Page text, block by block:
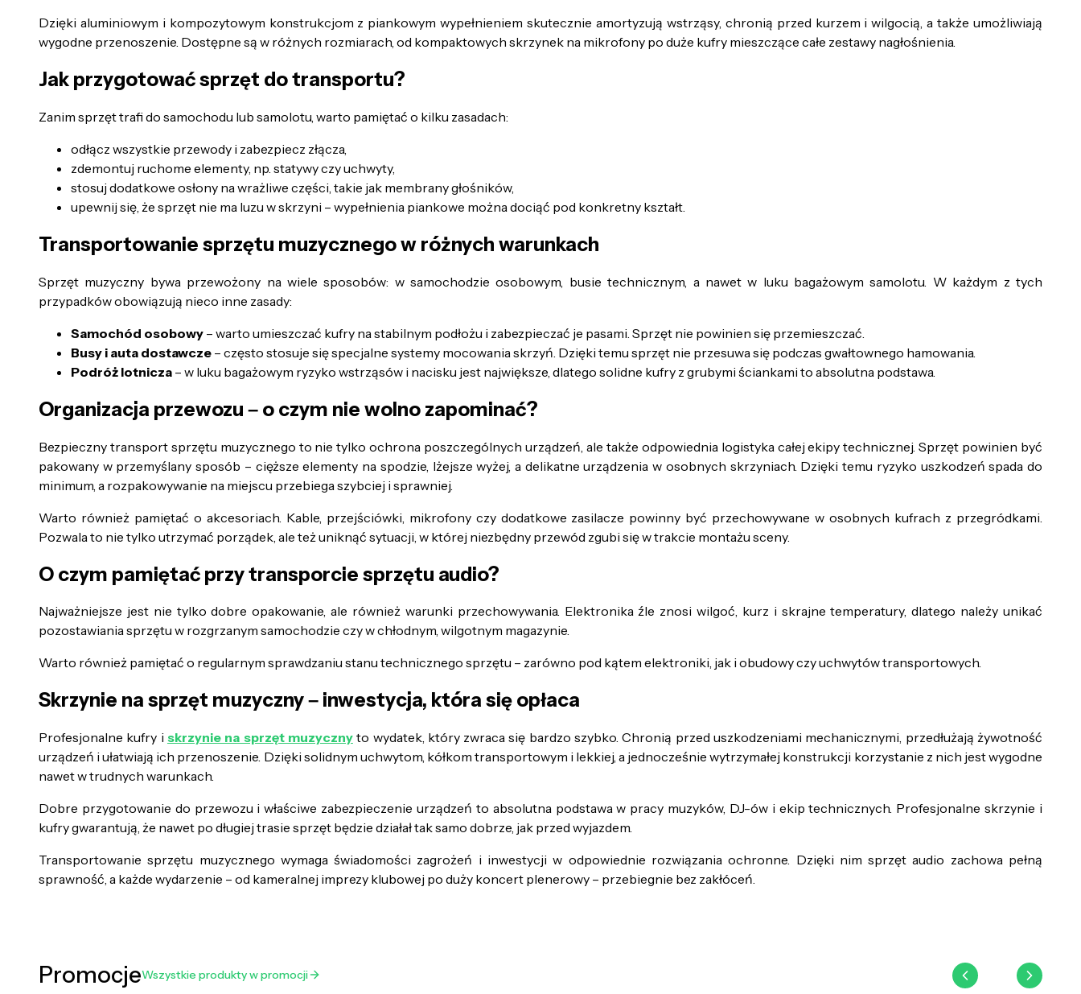
Dzięki aluminiowym i kompozytowym konstrukcjom z piankowym wypełnieniem skutecznie amortyzują wstrząsy, chronią przed kurzem i wilgocią, a także umożliwiają
wygodne przenoszenie. Dostępne są w różnych rozmiarach, od kompaktowych skrzynek na mikrofony po duże kufry mieszczące całe zestawy nagłośnienia.
Jak przygotować sprzęt do transportu?
Zanim sprzęt trafi do samochodu lub samolotu, warto pamiętać o kilku zasadach:
odłącz wszystkie przewody i zabezpiecz złącza,
zdemontuj ruchome elementy, np. statywy czy uchwyty,
stosuj dodatkowe osłony na wrażliwe części, takie jak membrany głośników,
upewnij się, że sprzęt nie ma luzu w skrzyni – wypełnienia piankowe można dociąć pod konkretny kształt.
Transportowanie sprzętu muzycznego w różnych warunkach
Sprzęt muzyczny bywa przewożony na wiele sposobów: w samochodzie osobowym, busie technicznym, a nawet w luku bagażowym samolotu. W każdym z tych
przypadków obowiązują nieco inne zasady:
Samochód osobowy – warto umieszczać kufry na stabilnym podłożu i zabezpieczać je pasami. Sprzęt nie powinien się przemieszczać.
Busy i auta dostawcze – często stosuje się specjalne systemy mocowania skrzyń. Dzięki temu sprzęt nie przesuwa się podczas gwałtownego hamowania.
Podróż lotnicza – w luku bagażowym ryzyko wstrząsów i nacisku jest największe, dlatego solidne kufry z grubymi ściankami to absolutna podstawa.
Organizacja przewozu – o czym nie wolno zapominać?
Bezpieczny transport sprzętu muzycznego to nie tylko ochrona poszczególnych urządzeń, ale także odpowiednia logistyka całej ekipy technicznej. Sprzęt powinien być
pakowany w przemyślany sposób – cięższe elementy na spodzie, lżejsze wyżej, a delikatne urządzenia w osobnych skrzyniach. Dzięki temu ryzyko uszkodzeń spada do
minimum, a rozpakowywanie na miejscu przebiega szybciej i sprawniej.
Warto również pamiętać o akcesoriach. Kable, przejściówki, mikrofony czy dodatkowe zasilacze powinny być przechowywane w osobnych kufrach z przegródkami.
Pozwala to nie tylko utrzymać porządek, ale też uniknąć sytuacji, w której niezbędny przewód zgubi się w trakcie montażu sceny.
O czym pamiętać przy transporcie sprzętu audio?
Najważniejsze jest nie tylko dobre opakowanie, ale również warunki przechowywania. Elektronika źle znosi wilgoć, kurz i skrajne temperatury, dlatego należy unikać
pozostawiania sprzętu w rozgrzanym samochodzie czy w chłodnym, wilgotnym magazynie.
Warto również pamiętać o regularnym sprawdzaniu stanu technicznego sprzętu – zarówno pod kątem elektroniki, jak i obudowy czy uchwytów transportowych.
Skrzynie na sprzęt muzyczny – inwestycja, która się opłaca
Profesjonalne kufry i skrzynie na sprzęt muzycznyto wydatek, który zwraca się bardzo szybko. Chronią przed uszkodzeniami mechanicznymi, przedłużają żywotność
urządzeń i ułatwiają ich przenoszenie. Dzięki solidnym uchwytom, kółkom transportowym i lekkiej, a jednocześnie wytrzymałej konstrukcji korzystanie z nich jest wygodne
nawet w trudnych warunkach.
Dobre przygotowanie do przewozu i właściwe zabezpieczenie urządzeń to absolutna podstawa w pracy muzyków, DJ-ów i ekip technicznych. Profesjonalne skrzynie i
kufry gwarantują, że nawet po długiej trasie sprzęt będzie działał tak samo dobrze, jak przed wyjazdem.
Transportowanie sprzętu muzycznego wymaga świadomości zagrożeń i inwestycji w odpowiednie rozwiązania ochronne. Dzięki nim sprzęt audio zachowa pełną
sprawność, a każde wydarzenie – od kameralnej imprezy klubowej po duży koncert plenerowy – przebiegnie bez zakłóceń.
PromocjeWszystkie produkty w promocji